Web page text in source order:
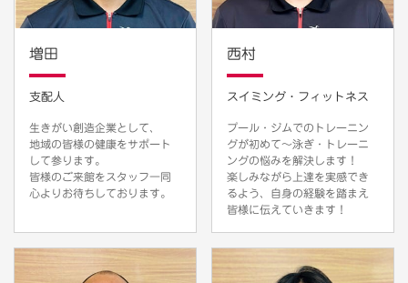
増田
支配人
生きがい創造企業として、
地域の皆様の健康をサポート
して参ります。
皆様のご来館をスタッフ一同
心よりお待ちしております。
西村
スイミング・フィットネス
プール・ジムでのトレーニン
グが初めて～泳ぎ・トレーニ
ングの悩みを解決します！
楽しみながら上達を実感でき
るよう、自身の経験を踏まえ
皆様に伝えていきます！